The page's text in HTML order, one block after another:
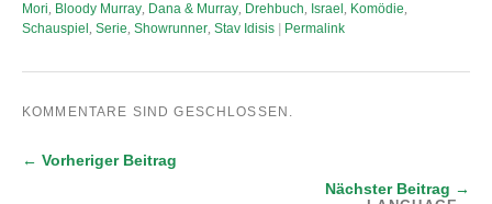
Mori, Bloody Murray, Dana & Murray, Drehbuch, Israel , Komödie,
Schauspiel , Serie, Showrunner, Stav Idisis Permalink
KOMMENTARE SIND GESCHLOSSEN.
← Vorheriger Beitrag
Nächster Beitrag →